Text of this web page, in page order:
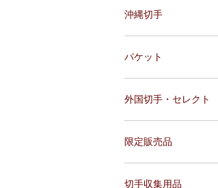
沖縄切手
パケット
外国切手・セレクト
限定販売品
切手収集用品